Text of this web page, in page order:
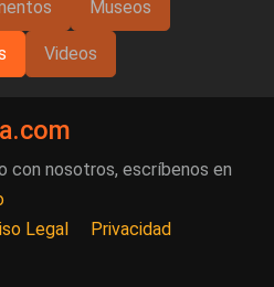
Museos
Videos
con nosotros, escríbenos en
Legal Privacidad